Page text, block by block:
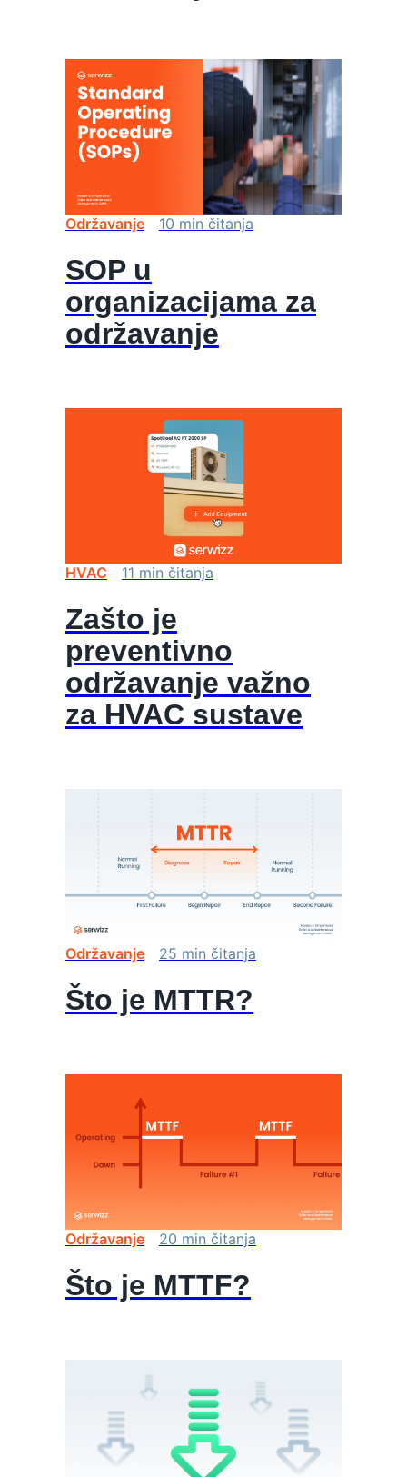
Održavanje 10 min čitanja
SOP u
organizacijama za
održavanje
HVAC 11 min čitanja
Zašto je
preventivno
održavanje važno
za HVAC sustave
Održavanje 25 min čitanja
Što je MTTR?
Održavanje 20 min čitanja
Što je MTTF?